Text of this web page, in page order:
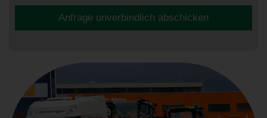
Anfrage unverbindlich abschicken